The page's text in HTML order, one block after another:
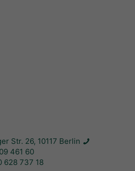
Str. 26, 10117 Berlin
461 60
628 737 18